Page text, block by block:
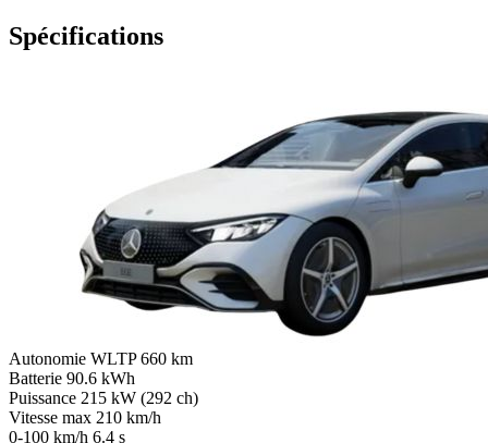
Spécifications
Autonomie WLTP 660 km
Batterie 90.6 kWh
Puissance 215 kW (292 ch)
Vitesse max 210 km/h
0-100 km/h 6.4 s